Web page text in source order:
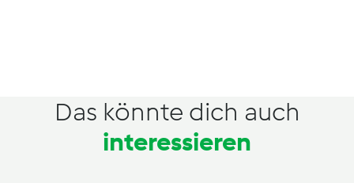
Das könnte dich auch
interessieren